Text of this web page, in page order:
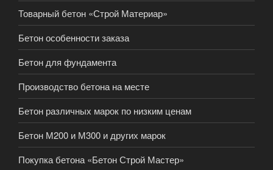
Товарный бетон «Строй Материар»
Бетон особенности заказа
Бетон для фундамента
Производство бетона на месте
Бетон различных марок по низким ценам
Бетон М200 и М300 и других марок
Покупка бетона «Бетон Строй Мастер»